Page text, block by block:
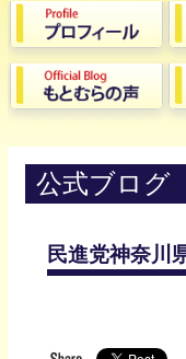
公式ブロ
民進党神奈川